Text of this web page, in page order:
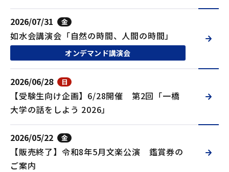
ユーザー名とパスワードは、当会ホームページ
第三者に貸与したり、知られたりすることがな
いよう適切に管理してください。
を一旦停止して、ユーザー名とパスワードの変
更等の対応をお願いする場合があります。
2026/07/31 金
如水会講演会「自然の時間、人間の時間」
オンデマンド講演会
2026/06/28 日
【受験生向け企画】6/28開催 第2回「一橋
大学の話をしよう 2026」
2026/05/22 金
【販売終了】令和8年5月文楽公演 鑑賞券の
ご案内